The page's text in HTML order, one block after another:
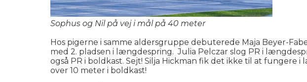
Sophus og Nil på vej i mål på 40 meter
Hos pigerne i samme aldersgruppe debuterede Maja Beyer-
med 2. pladsen i længdespring. Julia Pelczar slog PR i
også PR i boldkast. Sejt! Silja Hickman fik det ikke til at
over 10 meter i boldkast!